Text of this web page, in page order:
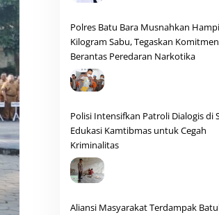
Polres Batu Bara Musnahkan
Kilogram Sabu, Tegaskan Komitmen
Berantas Peredaran Narkotika
Polisi Intensifkan Patroli Dialogis di
Edukasi Kamtibmas untuk Cegah
Kriminalitas
Aliansi Masyarakat Terdampak